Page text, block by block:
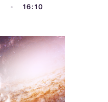
16:10